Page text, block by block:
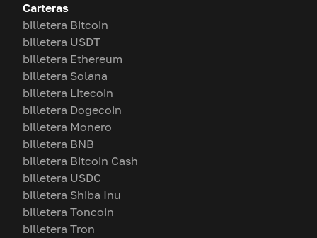
Carteras
billetera Bitcoin
billetera USDT
billetera Ethereum
billetera Solana
billetera Litecoin
billetera Dogecoin
billetera Monero
billetera BNB
billetera Bitcoin Cash
billetera USDC
billetera Shiba Inu
billetera Toncoin
billetera Tron